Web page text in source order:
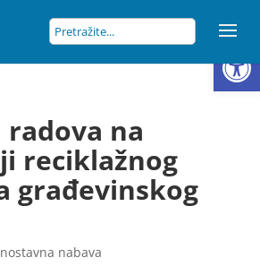
radova na
reciklažnog
građevinskog
nabava